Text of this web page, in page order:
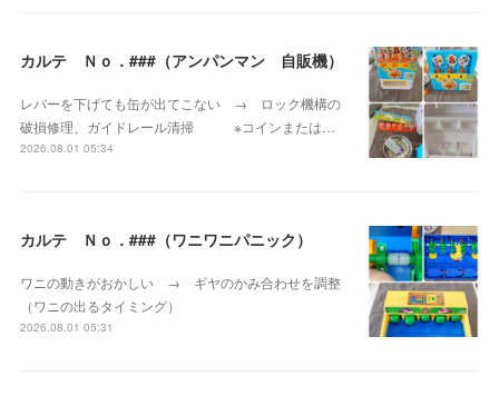
カルテ Ｎｏ．###（アンパンマン 自販機）
レバーを下げても缶が出てこない → ロック機構の
破損修理、ガイドレール清掃 ※コインまたは…
2026.08.01 05:34
カルテ Ｎｏ．###（ワニワニパニック）
ワニの動きがおかしい → ギヤのかみ合わせを調整
（ワニの出るタイミング）
2026.08.01 05:31